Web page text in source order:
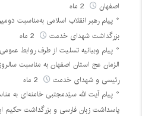
اصفهان
پیام رهبر انقلاب اسلامی به‌مناسبت
بزرگداشت شهدای خدمت
پیام وبیانیه تسلیت از طرف روابط
الزمان عج استان اصفهان به مناسبت
رئیسی و شهدای خدمت
پاسداشت زبان فارسی و بزرگداشت حکیم